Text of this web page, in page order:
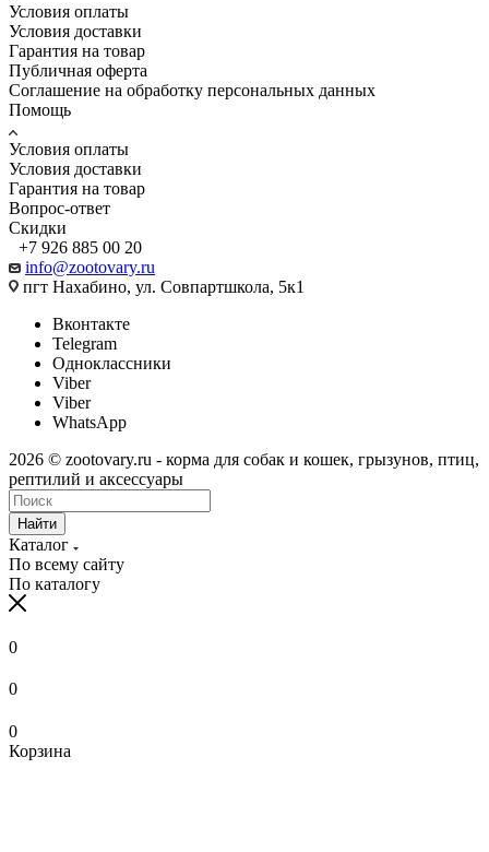
Условия оплаты
Условия доставки
Гарантия на товар
Публичная оферта
Соглашение на обработку персональных данных
Помощь
Условия оплаты
Условия доставки
Гарантия на товар
Вопрос-ответ
Скидки
+7 926 885 00 20
info@zootovary.ru
пгт Нахабино, ул. Совпартшкола, 5к1
Вконтакте
Telegram
Одноклассники
Viber
Viber
WhatsApp
2026 © zootovary.ru - корма для собак и кошек, грызунов, птиц,
рептилий и аксессуары
Найти
Каталог
По всему сайту
По каталогу
0
0
0
Корзина